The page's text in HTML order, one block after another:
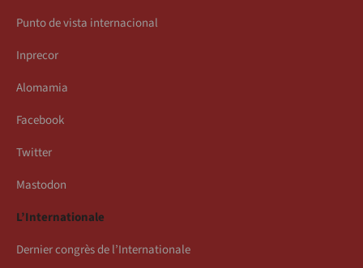
Punto de vista internacional
Inprecor
Alomamia
Facebook
Twitter
Mastodon
L’Internationale
Dernier congrès de l’Internationale